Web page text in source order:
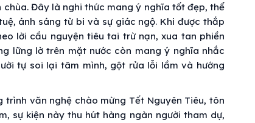
Đây là nghi thức mang ý nghĩa tốt đẹp, thể
ánh sáng từ bi và sự giác ngộ. Khi được thắp
lời cầu nguyện tiêu tai trừ nạn, xua tan phiền
lững lờ trên mặt nước còn mang ý nghĩa nhắc
tự soi lại tâm mình, gột rửa lỗi lầm và hướng
văn nghệ chào mừng Tết Nguyên Tiêu, tôn
sự kiện này thu hút hàng ngàn người tham dự,